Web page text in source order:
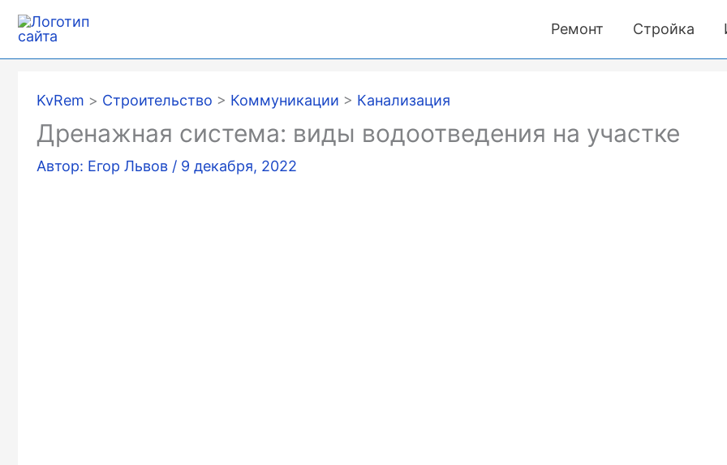
Ремонт Стройка
KvRem > Строительство > Коммуникации > Канализация
Дренажная система: виды водоотведения на участке
Автор: Егор Львов / 9 декабря, 2022